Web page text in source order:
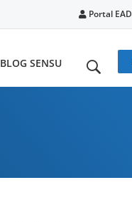
Portal EAD
BLOG SENSU